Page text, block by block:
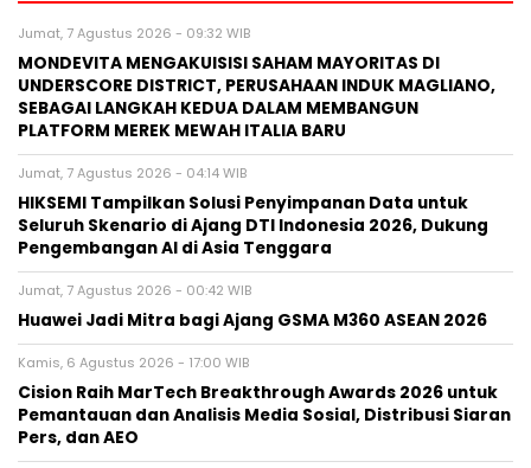
Jumat, 7 Agustus 2026 - 09:32 WIB
MONDEVITA MENGAKUISISI SAHAM MAYORITAS DI
UNDERSCORE DISTRICT, PERUSAHAAN INDUK MAGLIANO,
SEBAGAI LANGKAH KEDUA DALAM MEMBANGUN
PLATFORM MEREK MEWAH ITALIA BARU
Jumat, 7 Agustus 2026 - 04:14 WIB
HIKSEMI Tampilkan Solusi Penyimpanan Data untuk
Seluruh Skenario di Ajang DTI Indonesia 2026, Dukung
Pengembangan AI di Asia Tenggara
Jumat, 7 Agustus 2026 - 00:42 WIB
Huawei Jadi Mitra bagi Ajang GSMA M360 ASEAN 2026
Kamis, 6 Agustus 2026 - 17:00 WIB
Cision Raih MarTech Breakthrough Awards 2026 untuk
Pemantauan dan Analisis Media Sosial, Distribusi Siaran
Pers, dan AEO